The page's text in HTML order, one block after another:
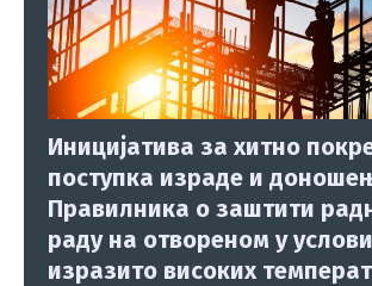
Иницијатива за хитно
поступка израде и
Правилника о заштити
раду на отвореном у
изразито високих